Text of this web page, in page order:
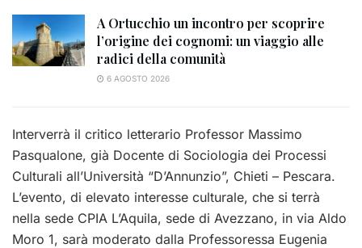
A Ortucchio un incontro per scoprire
l’origine dei cognomi: un viaggio alle
radici della comunità
6 AGOSTO 2026
Interverrà il critico letterario Professor Massimo
Pasqualone, già Docente di Sociologia dei Processi
Culturali all’Università “D’Annunzio”, Chieti – Pescara.
L’evento, di elevato interesse culturale, che si terrà
nella sede CPIA L’Aquila, sede di Avezzano, in via Aldo
Moro 1, sarà moderato dalla Professoressa Eugenia